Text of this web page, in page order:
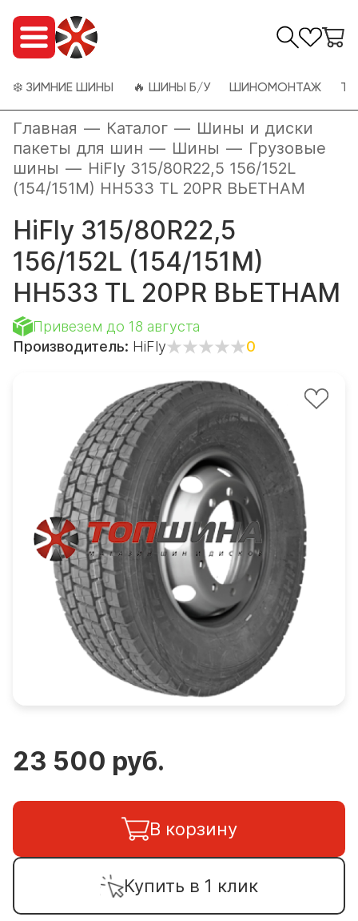
❄️ ЗИМНИЕ ШИНЫ 🔥 ШИНЫ Б/У ШИНОМОНТАЖ
Главная — Каталог — Шины и диски
пакеты для шин — Шины — Грузовые
шины — HiFly 315/80R22,5 156/152L
(154/151M) HH533 TL 20PR ВЬЕТНАМ
HiFly 315/80R22,5
156/152L (154/151M)
HH533 TL 20PR ВЬЕТНАМ
Привезем до 18 августа
Производитель: HiFly 0
23 500 руб.
В корзину
Купить в 1 клик